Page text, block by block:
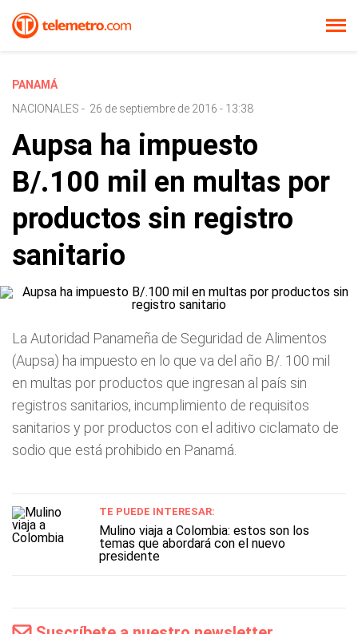
PANAMÁ
NACIONALES - 26 de septiembre de 2016 - 13:38
Aupsa ha impuesto
B/.100 mil en multas por
productos sin registro
sanitario
La Autoridad Panameña de Seguridad de Alimentos
(Aupsa) ha impuesto en lo que va del año B/. 100 mil
en multas por productos que ingresan al país sin
registros sanitarios, incumplimiento de requisitos
sanitarios y por productos con el aditivo ciclamato de
sodio que está prohibido en Panamá.
TE PUEDE INTERESAR:
Mulino viaja a Colombia: estos son los
temas que abordará con el nuevo
presidente